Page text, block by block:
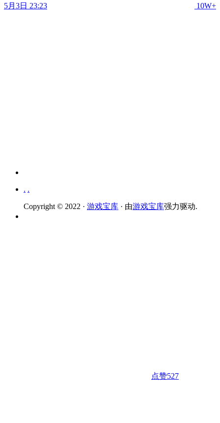
5月3日 23:23 10W+
. .
Copyright © 2022 · 游戏宝库 · 由游戏宝库强力驱动.
点赞527